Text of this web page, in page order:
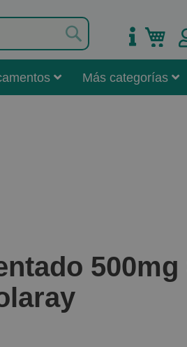
Mi carrito
Más categorías
500mg